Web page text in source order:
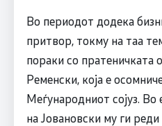
Во периодот додека
притвор, токму на таа
пораки со
Ременски, која е
Меѓународниот сојуз.
на Јовановски му ги